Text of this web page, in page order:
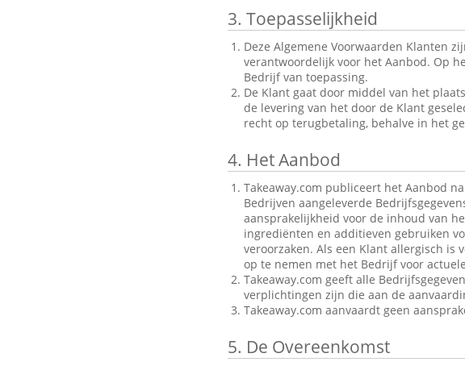
3. Toepasselijkheid
Deze Algemene Voorwaarden Klanten
verantwoordelijk voor het Aanbod. Op
Bedrijf van toepassing.
De Klant gaat door middel van het
de levering van het door de Klant
recht op terugbetaling, behalve in het
4. Het Aanbod
Takeaway.com publiceert het Aanbod
Bedrijven aangeleverde
aansprakelijkheid voor de inhoud van
ingrediënten en additieven gebruiken
veroorzaken. Als een Klant allergisch
op te nemen met het Bedrijf voor
Takeaway.com geeft alle
verplichtingen zijn die aan de
Takeaway.com aanvaardt geen
5. De Overeenkomst